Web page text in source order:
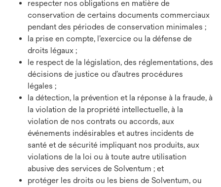
respecter nos obligations en matière de
conservation de certains documents commerciaux
pendant des périodes de conservation minimales ;
la prise en compte, l’exercice ou la défense de
droits légaux ;
le respect de la législation, des réglementations, des
décisions de justice ou d’autres procédures
légales ;
la détection, la prévention et la réponse à la fraude, à
la violation de la propriété intellectuelle, à la
violation de nos contrats ou accords, aux
événements indésirables et autres incidents de
santé et de sécurité impliquant nos produits, aux
violations de la loi ou à toute autre utilisation
abusive des services de Solventum ; et
protéger les droits ou les biens de Solventum, ou